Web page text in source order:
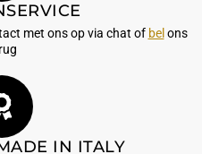
met ons op via chat of bel ons
IN ITALY